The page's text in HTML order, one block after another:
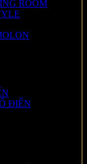
ROOM
ĐIỂN